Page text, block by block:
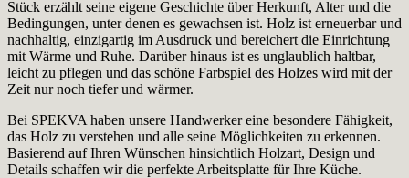
Stück erzählt seine eigene Geschichte über Herkunft, Alter und die
Bedingungen, unter denen es gewachsen ist. Holz ist erneuerbar und
nachhaltig, einzigartig im Ausdruck und bereichert die Einrichtung
mit Wärme und Ruhe. Darüber hinaus ist es unglaublich haltbar,
leicht zu pflegen und das schöne Farbspiel des Holzes wird mit der
Zeit nur noch tiefer und wärmer.
Bei SPEKVA haben unsere Handwerker eine besondere Fähigkeit,
das Holz zu verstehen und alle seine Möglichkeiten zu erkennen.
Basierend auf Ihren Wünschen hinsichtlich Holzart, Design und
Details schaffen wir die perfekte Arbeitsplatte für Ihre Küche.